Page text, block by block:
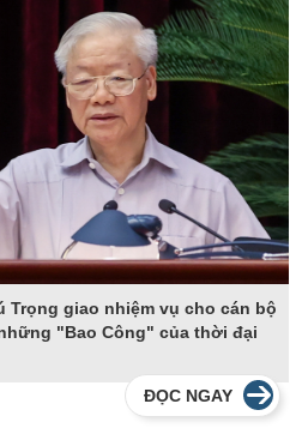
Trọng giao nhiệm vụ cho cán bộ
"Bao Công" của thời đại
ĐỌC NGAY